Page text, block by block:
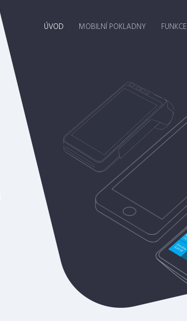
ÚVOD MOBILNÍ POKLADNY